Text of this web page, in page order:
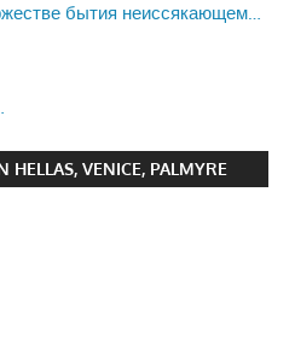
бытия неиссякающем…
HELLAS, VENICE, PALMYRE